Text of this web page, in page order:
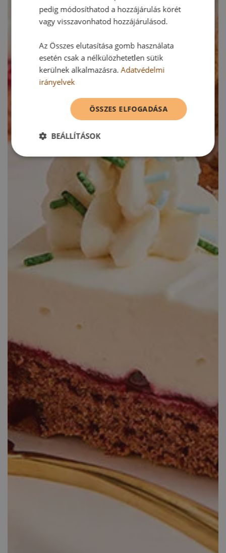
pedig módosíthatod a hozzájárulás körét
vagy visszavonhatod hozzájárulásod.
Az Összes elutasítása gomb használata
esetén csak a nélkülözhetetlen sütik
kerülnek alkalmazásra.Adatvédelmi
irányelvek
ÖSSZES ELFOGADÁSA
BEÁLLÍTÁSOK